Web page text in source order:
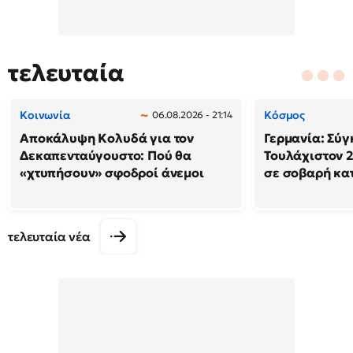
τελευταία
Κοινωνία 06.08.2026 - 21:14
Αποκάλυψη Κολυδά για τον
Δεκαπενταύγουστο: Πού θα
«χτυπήσουν» σφοδροί άνεμοι
Κόσμος
Γερμανία:
Τουλάχιστον
σε σοβαρή
τελευταία νέα